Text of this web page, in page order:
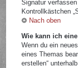
Signatur
Kontrollkästchen
Nach oben
Wie kann ich
Wenn du ein
eines Themas
erstellen“